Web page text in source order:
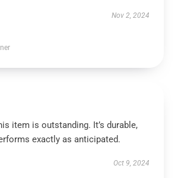
Nov 2, 2024
item is outstanding. It’s durable,
exactly as anticipated.
Oct 9, 2024